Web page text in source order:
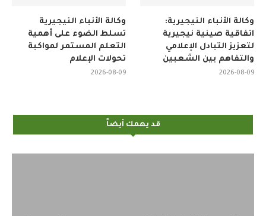
وكالة الأنباء النيجيرية
تسلط الضوء على أهمية
التعلم المستمر لمواكبة
تحولات الإعلام
2026-08-09
وكالة الأنباء النيجيرية:
اتفاقية صينية نيجيرية
لتعزيز التبادل الإعلامي
والتفاهم بين الشعبين
2026-08-09
قد يهمك أيضاً